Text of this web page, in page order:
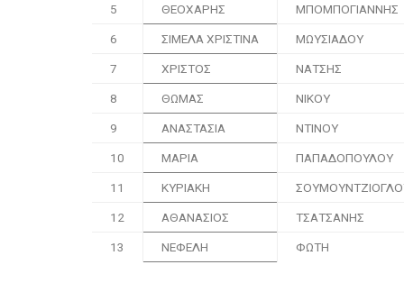
5 ΘΕΟΧΑΡΗΣ ΜΠΟΜΠΟΓΙΑΝΝΗΣ
6 ΣΙΜΕΛΑ ΧΡΙΣΤΙΝΑ ΜΩΥΣΙΑΔΟΥ
7 ΧΡΙΣΤΟΣ ΝΑΤΣΗΣ
8 ΘΩΜΑΣ ΝΙΚΟΥ
9 ΑΝΑΣΤΑΣΙΑ ΝΤΙΝΟΥ
10 ΜΑΡΙΑ ΠΑΠΑΔΟΠΟΥΛΟΥ
11 ΚΥΡΙΑΚΗ
12 ΑΘΑΝΑΣΙΟΣ ΤΣΑΤΣΑΝΗΣ
13 ΝΕΦΕΛΗ ΦΩΤΗ